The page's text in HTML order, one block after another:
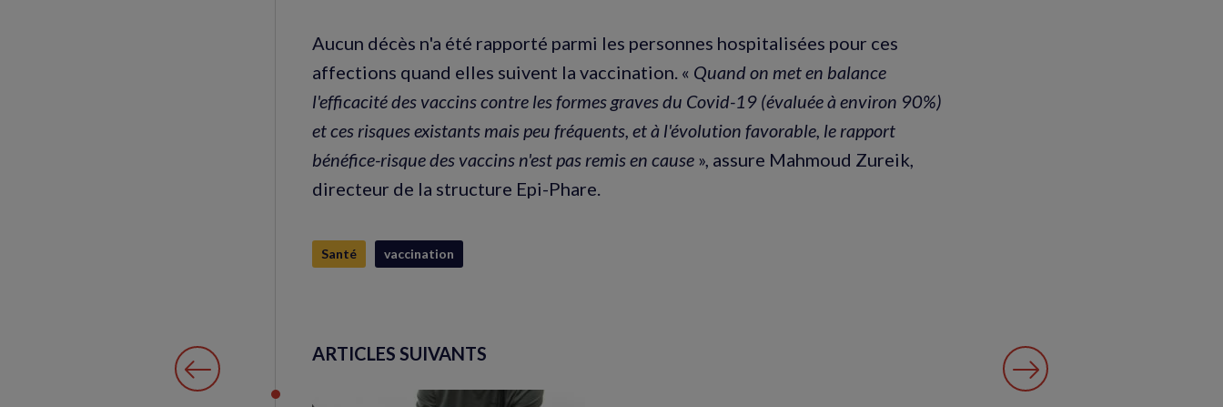
Aucun décès n'a été rapporté parmi les personnes hospitalisées pour ces
affections quand elles suivent la vaccination. « Quand on met en balance
l'efficacité des vaccins contre les formes graves du Covid-19 (évaluée à environ 90%)
et ces risques existants mais peu fréquents, et à l'évolution favorable, le rapport
bénéfice-risque des vaccins n'est pas remis en cause », assure Mahmoud Zureik,
directeur de la structure Epi-Phare.
Santé vaccination
ARTICLES SUIVANTS